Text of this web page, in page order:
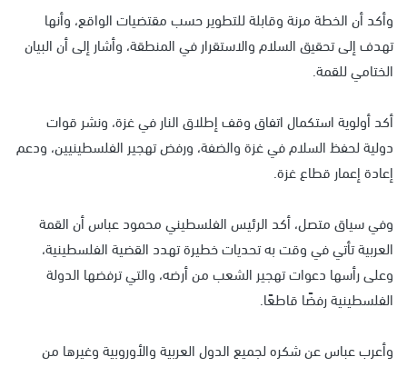
وأكد أن الخطة مرنة وقابلة للتطوير حسب مقتضيات الواقع، وأنها
تهدف إلى تحقيق السلام والاستقرار في المنطقة، وأشار إلى أن البيان
الختامي للقمة.
أكد أولوية استكمال اتفاق وقف إطلاق النار في غزة، ونشر قوات
دولية لحفظ السلام في غزة والضفة، ورفض تهجير الفلسطينيين، ودعم
إعادة إعمار قطاع غزة.
وفي سياق متصل، أكد الرئيس الفلسطيني محمود عباس أن القمة
العربية تأتي في وقت به تحديات خطيرة تهدد القضية الفلسطينية،
وعلى رأسها دعوات تهجير الشعب من أرضه، والتي ترفضها الدولة
الفلسطينية رفضًا قاطعًا.
وأعرب عباس عن شكره لجميع الدول العربية والأوروبية وغيرها من